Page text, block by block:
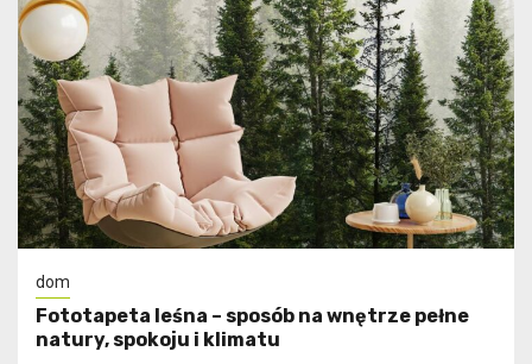
dom
​Fototapeta leśna – sposób na wnętrze pełne
natury, spokoju i klimatu